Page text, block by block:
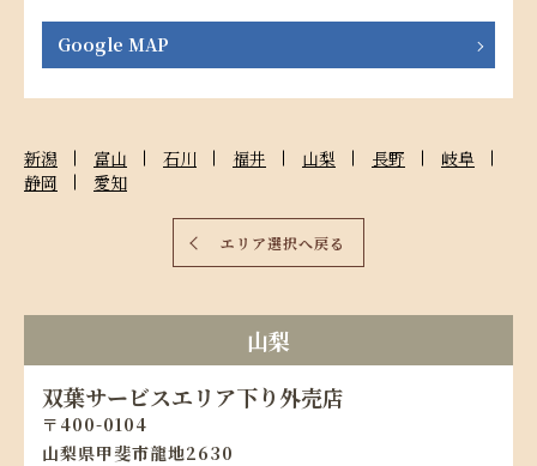
Google MAP
新潟 富山 石川 福井 山梨 長野
岐阜
静岡
愛知
エリア選択へ戻る
山梨
双葉サービスエリア下り外売店
400-0104
山梨県甲斐市龍地2630